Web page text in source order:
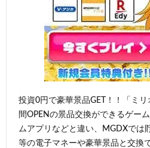
投資0円で豪華景品GET！！「ミ
間OPENの景品交換ができるゲー
ムアプリなどと違い、MGDXでは
等の電子マネーや豪華景品と交換